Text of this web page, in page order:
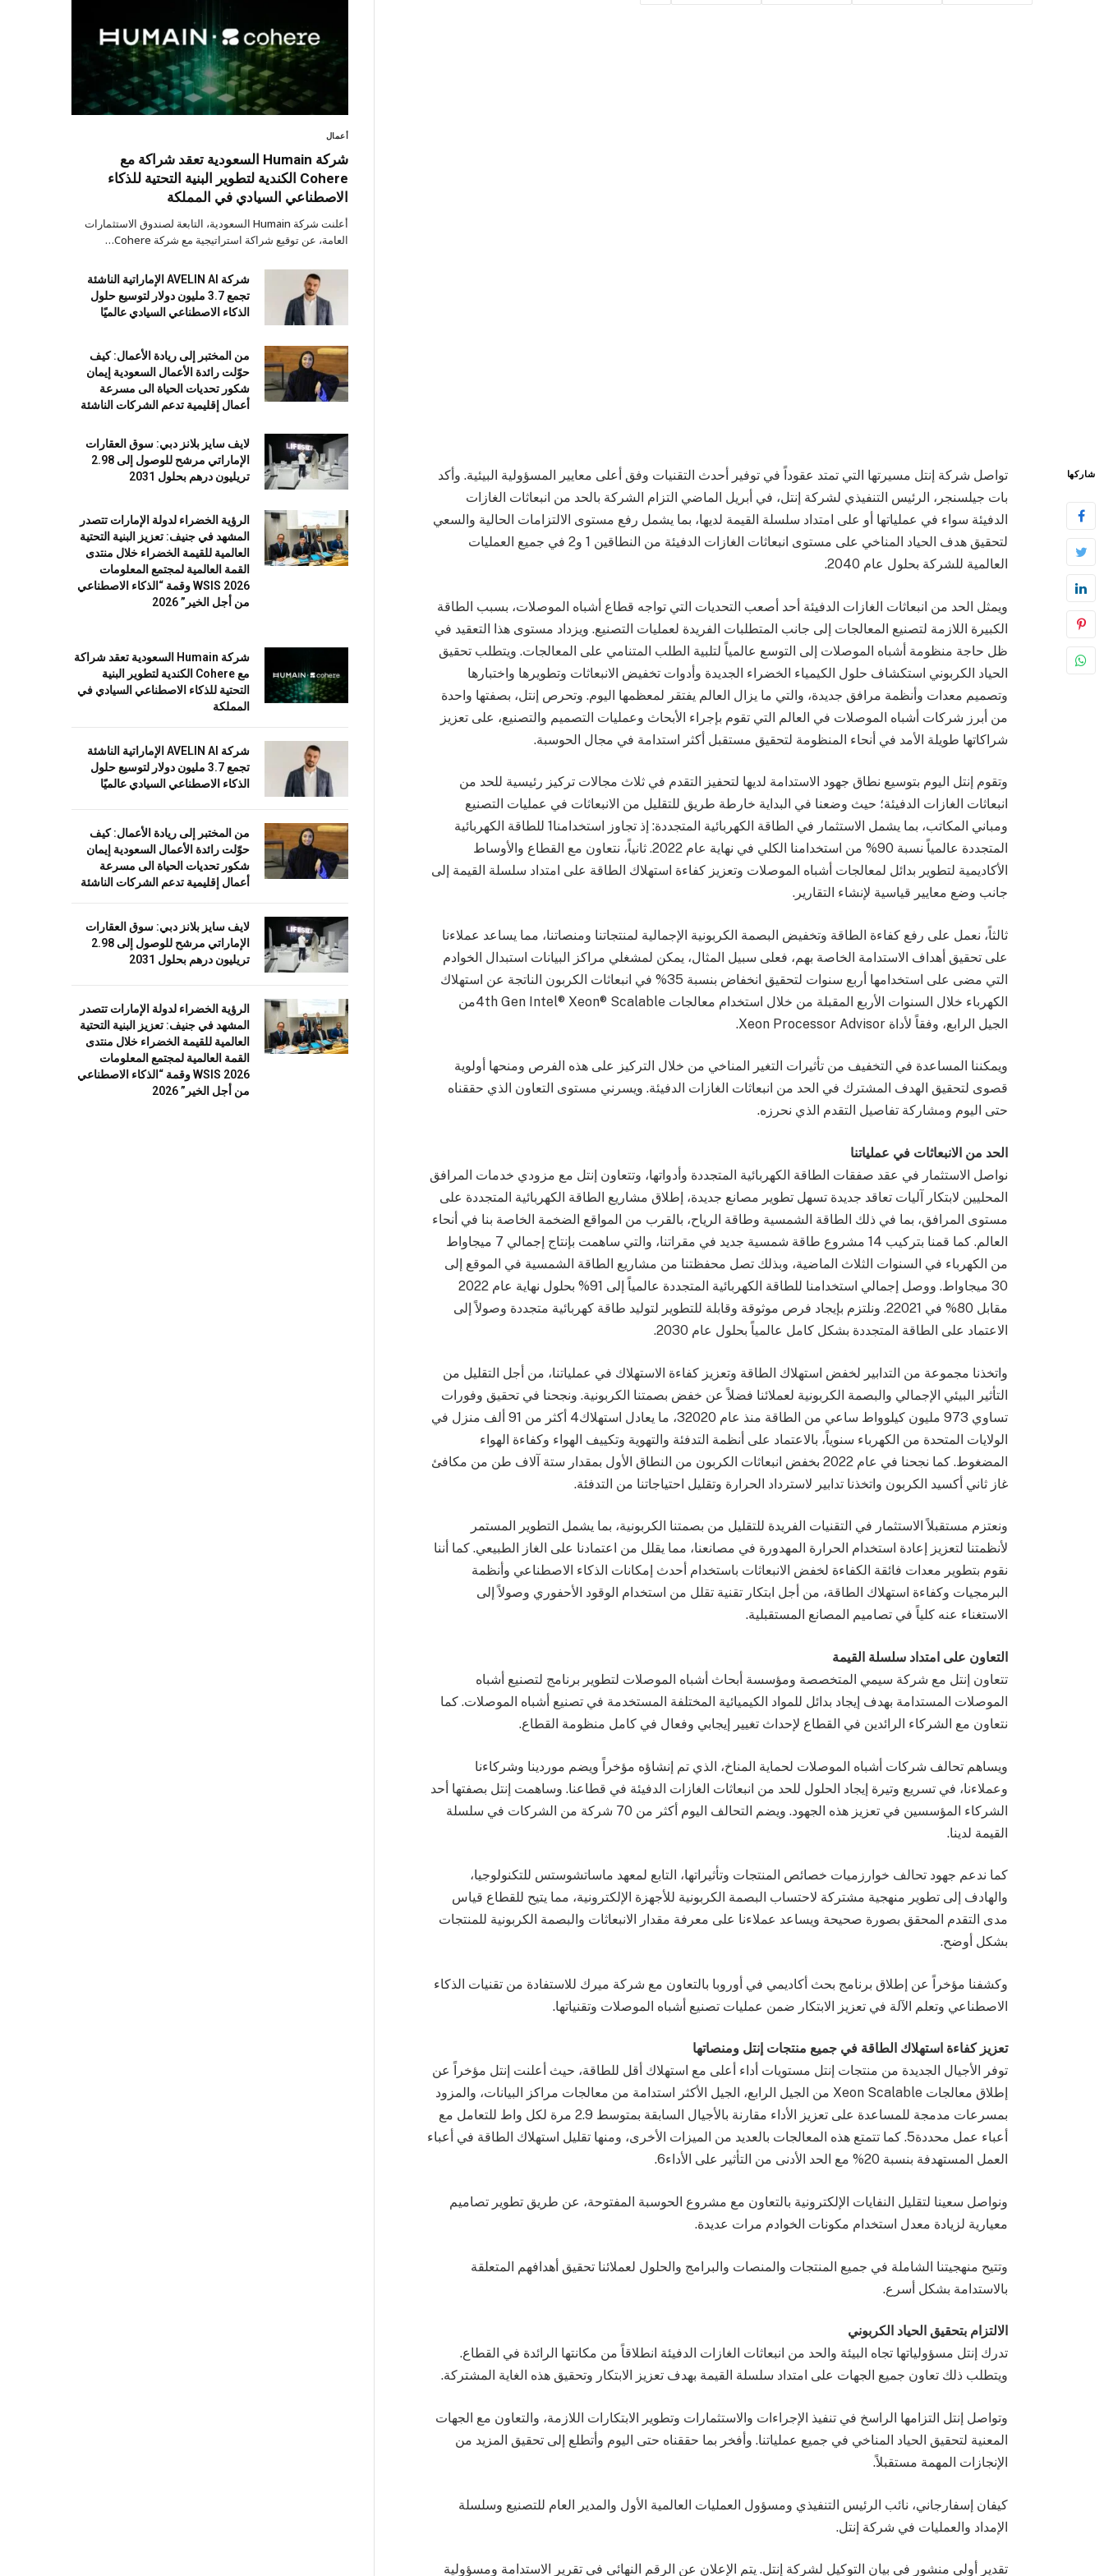
شاركها
تواصل شركة إنتل مسيرتها التي تمتد عقوداً في توفير أحدث التقنيات وفق أعلى معايير المسؤولية البيئية. وأكد
بات جيلسنجر، الرئيس التنفيذي لشركة إنتل، في أبريل الماضي التزام الشركة بالحد من انبعاثات الغازات
الدفيئة سواء في عملياتها أو على امتداد سلسلة القيمة لديها، بما يشمل رفع مستوى الالتزامات الحالية والسعي
لتحقيق هدف الحياد المناخي على مستوى انبعاثات الغازات الدفيئة من النطاقين 1 و2 في جميع العمليات
العالمية للشركة بحلول عام 2040.
ويمثل الحد من انبعاثات الغازات الدفيئة أحد أصعب التحديات التي تواجه قطاع أشباه الموصلات، بسبب الطاقة
الكبيرة اللازمة لتصنيع المعالجات إلى جانب المتطلبات الفريدة لعمليات التصنيع. ويزداد مستوى هذا التعقيد في
ظل حاجة منظومة أشباه الموصلات إلى التوسع عالمياً لتلبية الطلب المتنامي على المعالجات. ويتطلب تحقيق
الحياد الكربوني استكشاف حلول الكيمياء الخضراء الجديدة وأدوات تخفيض الانبعاثات وتطويرها واختبارها
وتصميم معدات وأنظمة مرافق جديدة، والتي ما يزال العالم يفتقر لمعظمها اليوم. وتحرص إنتل، بصفتها واحدة
من أبرز شركات أشباه الموصلات في العالم التي تقوم بإجراء الأبحاث وعمليات التصميم والتصنيع، على تعزيز
شراكاتها طويلة الأمد في أنحاء المنظومة لتحقيق مستقبل أكثر استدامة في مجال الحوسبة.
وتقوم إنتل اليوم بتوسيع نطاق جهود الاستدامة لديها لتحفيز التقدم في ثلاث مجالات تركيز رئيسية للحد من
انبعاثات الغازات الدفيئة؛ حيث وضعنا في البداية خارطة طريق للتقليل من الانبعاثات في عمليات التصنيع
ومباني المكاتب، بما يشمل الاستثمار في الطاقة الكهربائية المتجددة: إذ تجاوز استخدامنا1 للطاقة الكهربائية
المتجددة عالمياً نسبة 90% من استخدامنا الكلي في نهاية عام 2022. ثانياً، نتعاون مع القطاع والأوساط
الأكاديمية لتطوير بدائل لمعالجات أشباه الموصلات وتعزيز كفاءة استهلاك الطاقة على امتداد سلسلة القيمة إلى
جانب وضع معايير قياسية لإنشاء التقارير.
ثالثاً، نعمل على رفع كفاءة الطاقة وتخفيض البصمة الكربونية الإجمالية لمنتجاتنا ومنصاتنا، مما يساعد عملاءنا
على تحقيق أهداف الاستدامة الخاصة بهم، فعلى سبيل المثال، يمكن لمشغلي مراكز البيانات استبدال الخوادم
التي مضى على استخدامها أربع سنوات لتحقيق انخفاض بنسبة 35% في انبعاثات الكربون الناتجة عن استهلاك
الكهرباء خلال السنوات الأربع المقبلة من خلال استخدام معالجات 4th Gen Intel® Xeon® Scalableمن
الجيل الرابع، وفقاً لأداة Xeon Processor Advisor.
ويمكننا المساعدة في التخفيف من تأثيرات التغير المناخي من خلال التركيز على هذه الفرص ومنحها أولوية
قصوى لتحقيق الهدف المشترك في الحد من انبعاثات الغازات الدفيئة. ويسرني مستوى التعاون الذي حققناه
حتى اليوم ومشاركة تفاصيل التقدم الذي نحرزه.
الحد من الانبعاثات في عملياتنا
نواصل الاستثمار في عقد صفقات الطاقة الكهربائية المتجددة وأدواتها، وتتعاون إنتل مع مزودي خدمات المرافق
المحليين لابتكار آليات تعاقد جديدة تسهل تطوير مصانع جديدة، إطلاق مشاريع الطاقة الكهربائية المتجددة على
مستوى المرافق، بما في ذلك الطاقة الشمسية وطاقة الرياح، بالقرب من المواقع الضخمة الخاصة بنا في أنحاء
العالم. كما قمنا بتركيب 14 مشروع طاقة شمسية جديد في مقراتنا، والتي ساهمت بإنتاج إجمالي 7 ميجاواط
من الكهرباء في السنوات الثلاث الماضية، وبذلك تصل محفظتنا من مشاريع الطاقة الشمسية في الموقع إلى
30 ميجاواط. ووصل إجمالي استخدامنا للطاقة الكهربائية المتجددة عالمياً إلى 91% بحلول نهاية عام 2022
مقابل 80% في 22021. ونلتزم بإيجاد فرص موثوقة وقابلة للتطوير لتوليد طاقة كهربائية متجددة وصولاً إلى
الاعتماد على الطاقة المتجددة بشكل كامل عالمياً بحلول عام 2030.
واتخذنا مجموعة من التدابير لخفض استهلاك الطاقة وتعزيز كفاءة الاستهلاك في عملياتنا، من أجل التقليل من
التأثير البيئي الإجمالي والبصمة الكربونية لعملائنا فضلاً عن خفض بصمتنا الكربونية. ونجحنا في تحقيق وفورات
تساوي 973 مليون كيلوواط ساعي من الطاقة منذ عام 32020، ما يعادل استهلاك4 أكثر من 91 ألف منزل في
الولايات المتحدة من الكهرباء سنوياً، بالاعتماد على أنظمة التدفئة والتهوية وتكييف الهواء وكفاءة الهواء
المضغوط. كما نجحنا في عام 2022 بخفض انبعاثات الكربون من النطاق الأول بمقدار ستة آلاف طن من مكافئ
غاز ثاني أكسيد الكربون واتخذنا تدابير لاسترداد الحرارة وتقليل احتياجاتنا من التدفئة.
ونعتزم مستقبلاً الاستثمار في التقنيات الفريدة للتقليل من بصمتنا الكربونية، بما يشمل التطوير المستمر
لأنظمتنا لتعزيز إعادة استخدام الحرارة المهدورة في مصانعنا، مما يقلل من اعتمادنا على الغاز الطبيعي. كما أننا
نقوم بتطوير معدات فائقة الكفاءة لخفض الانبعاثات باستخدام أحدث إمكانات الذكاء الاصطناعي وأنظمة
البرمجيات وكفاءة استهلاك الطاقة، من أجل ابتكار تقنية تقلل من استخدام الوقود الأحفوري وصولاً إلى
الاستغناء عنه كلياً في تصاميم المصانع المستقبلية.
التعاون على امتداد سلسلة القيمة
تتعاون إنتل مع شركة سيمي المتخصصة ومؤسسة أبحاث أشباه الموصلات لتطوير برنامج لتصنيع أشباه
الموصلات المستدامة بهدف إيجاد بدائل للمواد الكيميائية المختلفة المستخدمة في تصنيع أشباه الموصلات. كما
نتعاون مع الشركاء الرائدين في القطاع لإحداث تغيير إيجابي وفعال في كامل منظومة القطاع.
ويساهم تحالف شركات أشباه الموصلات لحماية المناخ، الذي تم إنشاؤه مؤخراً ويضم موردينا وشركاءنا
وعملاءنا، في تسريع وتيرة إيجاد الحلول للحد من انبعاثات الغازات الدفيئة في قطاعنا. وساهمت إنتل بصفتها أحد
الشركاء المؤسسين في تعزيز هذه الجهود. ويضم التحالف اليوم أكثر من 70 شركة من الشركات في سلسلة
القيمة لدينا.
كما ندعم جهود تحالف خوارزميات خصائص المنتجات وتأثيراتها، التابع لمعهد ماساتشوستس للتكنولوجيا،
والهادف إلى تطوير منهجية مشتركة لاحتساب البصمة الكربونية للأجهزة الإلكترونية، مما يتيح للقطاع قياس
مدى التقدم المحقق بصورة صحيحة ويساعد عملاءنا على معرفة مقدار الانبعاثات والبصمة الكربونية للمنتجات
بشكل أوضح.
وكشفنا مؤخراً عن إطلاق برنامج بحث أكاديمي في أوروبا بالتعاون مع شركة ميرك للاستفادة من تقنيات الذكاء
الاصطناعي وتعلم الآلة في تعزيز الابتكار ضمن عمليات تصنيع أشباه الموصلات وتقنياتها.
تعزيز كفاءة استهلاك الطاقة في جميع منتجات إنتل ومنصاتها
توفر الأجيال الجديدة من منتجات إنتل مستويات أداء أعلى مع استهلاك أقل للطاقة، حيث أعلنت إنتل مؤخراً عن
إطلاق معالجات Xeon Scalable من الجيل الرابع، الجيل الأكثر استدامة من معالجات مراكز البيانات، والمزود
بمسرعات مدمجة للمساعدة على تعزيز الأداء مقارنة بالأجيال السابقة بمتوسط 2.9 مرة لكل واط للتعامل مع
أعباء عمل محددة5. كما تتمتع هذه المعالجات بالعديد من الميزات الأخرى، ومنها تقليل استهلاك الطاقة في أعباء
العمل المستهدفة بنسبة 20% مع الحد الأدنى من التأثير على الأداء6.
ونواصل سعينا لتقليل النفايات الإلكترونية بالتعاون مع مشروع الحوسبة المفتوحة، عن طريق تطوير تصاميم
معيارية لزيادة معدل استخدام مكونات الخوادم مرات عديدة.
وتتيح منهجيتنا الشاملة في جميع المنتجات والمنصات والبرامج والحلول لعملائنا تحقيق أهدافهم المتعلقة
بالاستدامة بشكل أسرع.
الالتزام بتحقيق الحياد الكربوني
تدرك إنتل مسؤولياتها تجاه البيئة والحد من انبعاثات الغازات الدفيئة انطلاقاً من مكانتها الرائدة في القطاع.
ويتطلب ذلك تعاون جميع الجهات على امتداد سلسلة القيمة بهدف تعزيز الابتكار وتحقيق هذه الغاية المشتركة.
وتواصل إنتل التزامها الراسخ في تنفيذ الإجراءات والاستثمارات وتطوير الابتكارات اللازمة، والتعاون مع الجهات
المعنية لتحقيق الحياد المناخي في جميع عملياتنا. وأفخر بما حققناه حتى اليوم وأتطلع إلى تحقيق المزيد من
الإنجازات المهمة مستقبلاً.
كيفان إسفارجاني، نائب الرئيس التنفيذي ومسؤول العمليات العالمية الأول والمدير العام للتصنيع وسلسلة
الإمداد والعمليات في شركة إنتل.
تقدير أولي منشور في بيان التوكيل لشركة إنتل. يتم الإعلان عن الرقم النهائي في تقرير الاستدامة ومسؤولية
أعمال
شركة Humain السعودية تعقد شراكة مع
Cohere الكندية لتطوير البنية التحتية للذكاء
الاصطناعي السيادي في المملكة
أعلنت شركة Humain السعودية، التابعة لصندوق الاستثمارات
العامة، عن توقيع شراكة استراتيجية مع شركة Cohere…
شركة AVELIN AI الإماراتية الناشئة
تجمع 3.7 مليون دولار لتوسيع حلول
الذكاء الاصطناعي السيادي عالميًا
من المختبر إلى ريادة الأعمال: كيف
حوّلت رائدة الأعمال السعودية إيمان
شكور تحديات الحياة الى مسرعة
أعمال إقليمية تدعم الشركات الناشئة
لايف سايز بلانز دبي: سوق العقارات
الإماراتي مرشح للوصول إلى 2.98
تريليون درهم بحلول 2031
الرؤية الخضراء لدولة الإمارات تتصدر
المشهد في جنيف: تعزيز البنية التحتية
العالمية للقيمة الخضراء خلال منتدى
القمة العالمية لمجتمع المعلومات
WSIS 2026 وقمة “الذكاء الاصطناعي
من أجل الخير” 2026
شركة Humain السعودية تعقد شراكة
مع Cohere الكندية لتطوير البنية
التحتية للذكاء الاصطناعي السيادي في
المملكة
شركة AVELIN AI الإماراتية الناشئة
تجمع 3.7 مليون دولار لتوسيع حلول
الذكاء الاصطناعي السيادي عالميًا
من المختبر إلى ريادة الأعمال: كيف
حوّلت رائدة الأعمال السعودية إيمان
شكور تحديات الحياة الى مسرعة
أعمال إقليمية تدعم الشركات الناشئة
لايف سايز بلانز دبي: سوق العقارات
الإماراتي مرشح للوصول إلى 2.98
تريليون درهم بحلول 2031
الرؤية الخضراء لدولة الإمارات تتصدر
المشهد في جنيف: تعزيز البنية التحتية
العالمية للقيمة الخضراء خلال منتدى
القمة العالمية لمجتمع المعلومات
WSIS 2026 وقمة “الذكاء الاصطناعي
من أجل الخير” 2026